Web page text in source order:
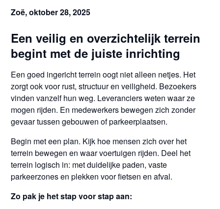
Zoë,oktober 28, 2025
Een veilig en overzichtelijk terrein
begint met de juiste inrichting
Een goed ingericht terrein oogt niet alleen netjes. Het
zorgt ook voor rust, structuur en veiligheid. Bezoekers
vinden vanzelf hun weg. Leveranciers weten waar ze
mogen rijden. En medewerkers bewegen zich zonder
gevaar tussen gebouwen of parkeerplaatsen.
Begin met een plan. Kijk hoe mensen zich over het
terrein bewegen en waar voertuigen rijden. Deel het
terrein logisch in: met duidelijke paden, vaste
parkeerzones en plekken voor fietsen en afval.
Zo pak je het stap voor stap aan: